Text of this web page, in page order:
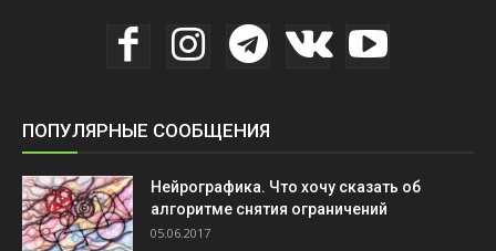
ПОПУЛЯРНЫЕ СООБЩЕНИЯ
Нейрографика. Что хочу сказать об
алгоритме снятия ограничений
05.06.2017